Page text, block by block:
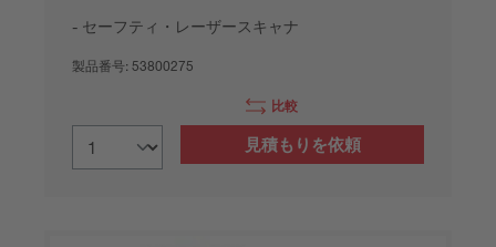
セーフティ・レーザースキャナ
製品番号: 53800275
比較
見積もりを依頼